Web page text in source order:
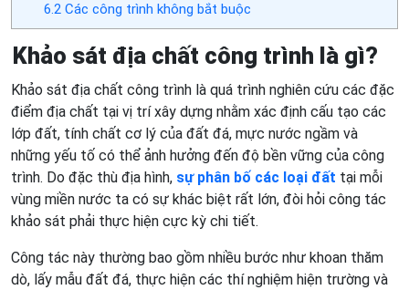
6.2Các công trình không bắt buộc
Khảo sát địa chất công trình là gì?
Khảo sát địa chất công trình là quá trình nghiên cứu các đặc
điểm địa chất tại vị trí xây dựng nhằm xác định cấu tạo các
lớp đất, tính chất cơ lý của đất đá, mực nước ngầm và
những yếu tố có thể ảnh hưởng đến độ bền vững của công
trình. Do đặc thù địa hình, sự phân bố các loại đất tại mỗi
vùng miền nước ta có sự khác biệt rất lớn, đòi hỏi công tác
khảo sát phải thực hiện cực kỳ chi tiết.
Công tác này thường bao gồm nhiều bước như khoan thăm
dò, lấy mẫu đất đá, thực hiện các thí nghiệm hiện trường và